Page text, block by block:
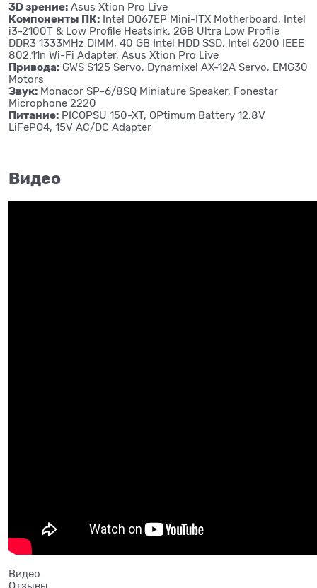
3D зрение: Asus Xtion Pro Live
Компоненты ПК: Intel DQ67EP Mini-ITX Motherboard, Intel
i3-2100T & Low Profile Heatsink, 2GB Ultra Low Profile
DDR3 1333MHz DIMM, 40 GB Intel HDD SSD, Intel 6200 IEEE
802.11n Wi-Fi Adapter, Asus Xtion Pro Live
Привода: GWS S125 Servo, Dynamixel AX-12A Servo, EMG30
Motors
Звук: Monacor SP-6/8SQ Miniature Speaker, Fonestar
Microphone 2220
Питание: PICOPSU 150-XT, OPtimum Battery 12.8V
LiFePO4, 15V AC/DC Adapter
Видео
Видео
Отзывы